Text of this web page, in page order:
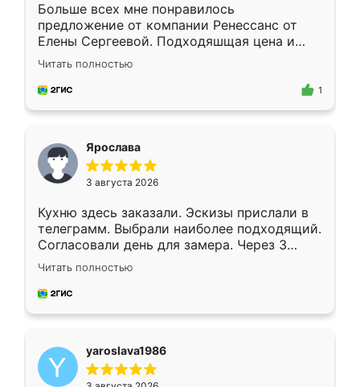
Больше всех мне понравилось
предложение от компании Ренессанс от
Елены Сергеевой. Подходяшщая цена и
короткие сроки изготовления. Приехавший
для замера сотрудник Владислав
предложил по моему эскизу самый
Читать полностью
1
Ярослава
3 августа 2026
Кухню здесь заказали. Эскизы прислали в
телеграмм. Выбрали наиболее подходящий.
Согласовали день для замера. Через 3
недели кухня была уже готова. Остались
довольны работой. Спасибо Ренессанс
мебель за качественную работу!
Читать полностью
yaroslava1986